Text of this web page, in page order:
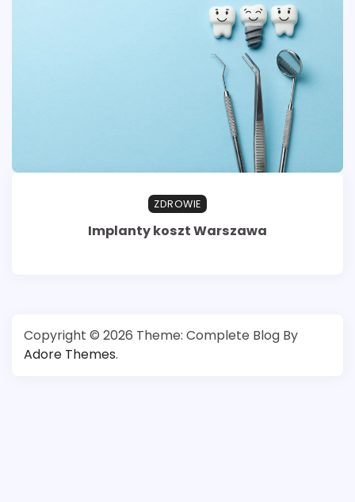
ZDROWIE
Implanty koszt Warszawa
Copyright © 2026 Theme: Complete Blog By
Adore Themes.